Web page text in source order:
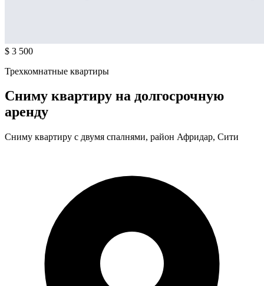
$ 3 500
Трехкомнатные квартиры
Сниму квартиру на долгосрочную
аренду
Сниму квартиру с двумя спалнями, район Афридар, Сити